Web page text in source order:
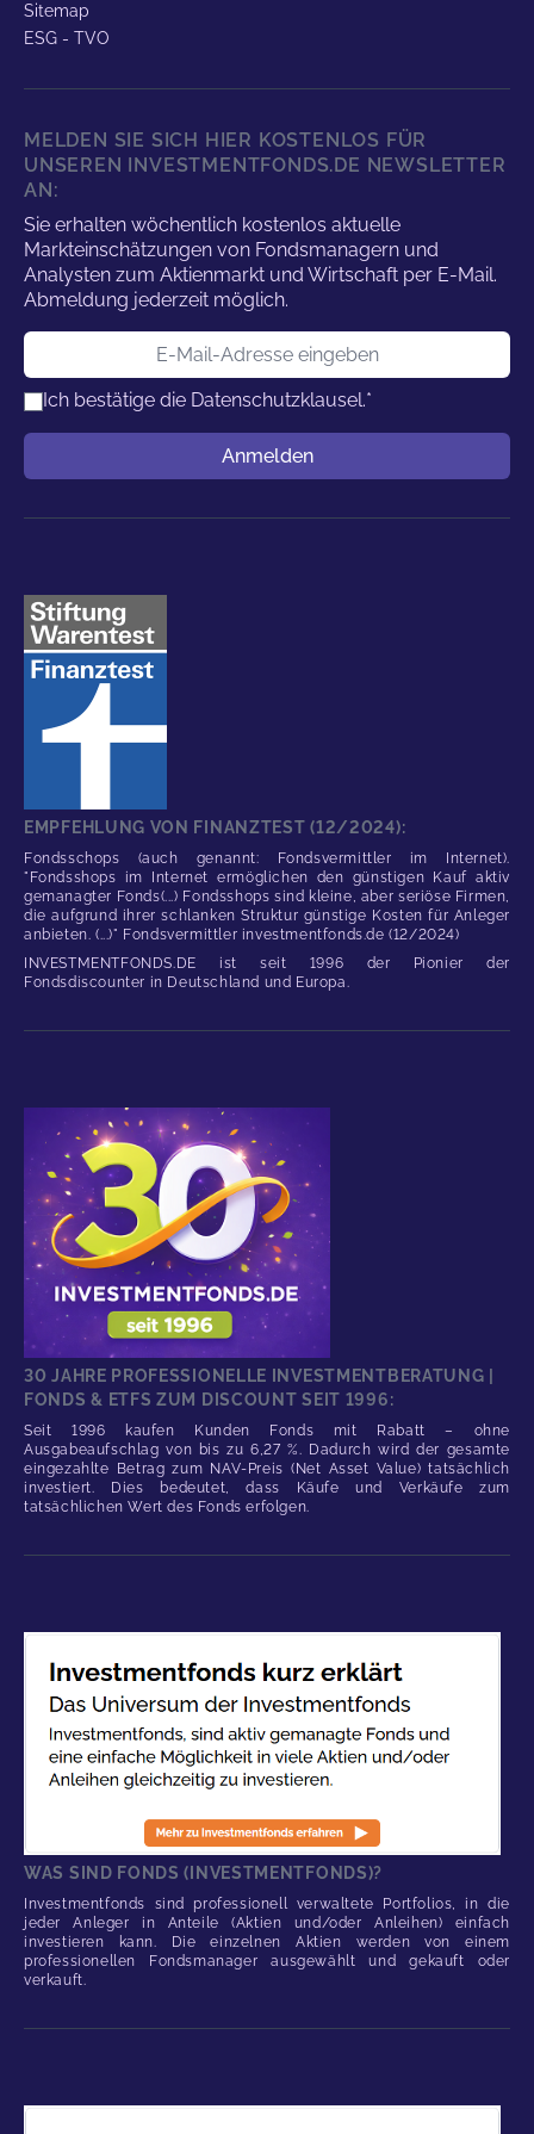
ESG - TVO
UNSEREN INVESTMENTFONDS.DE NEWSLETTER
AN:
Sie erhalten wöchentlich kostenlos aktuelle
Markteinschätzungen von Fondsmanagern und
Analysten zum Aktienmarkt und Wirtschaft per E-Mail.
Abmeldung jederzeit möglich.
Ich bestätige dieDatenschutzklausel.*
Anmelden
EMPFEHLUNG VON FINANZTEST (12/2024):
Fondsschops (auch genannt: Fondsvermittler im Internet).
"Fondsshops im Internet ermöglichen den günstigen Kauf aktiv
gemanagter Fonds(...) Fondsshops sind kleine, aber seriöse Firmen,
die aufgrund ihrer schlanken Struktur günstige Kosten für Anleger
anbieten. (...)" Fondsvermittler investmentfonds.de (12/2024)
INVESTMENTFONDS.DE ist seit 1996 der Pionier der
Fondsdiscounter in Deutschland und Europa.
30 JAHRE PROFESSIONELLE INVESTMENTBERATUNG |
FONDS & ETFS ZUM DISCOUNT SEIT 1996:
Seit 1996 kaufen Kunden Fonds mit Rabatt – ohne
Ausgabeaufschlag von bis zu 6,27 %. Dadurch wird der gesamte
eingezahlte Betrag zum NAV-Preis (Net Asset Value) tatsächlich
investiert. Dies bedeutet, dass Käufe und Verkäufe zum
tatsächlichen Wert des Fonds erfolgen.
WAS SIND FONDS (INVESTMENTFONDS)?
Investmentfonds sind professionell verwaltete Portfolios, in die
jeder Anleger in Anteile (Aktien und/oder Anleihen) einfach
investieren kann. Die einzelnen Aktien werden von einem
professionellen Fondsmanager ausgewählt und gekauft oder
verkauft.